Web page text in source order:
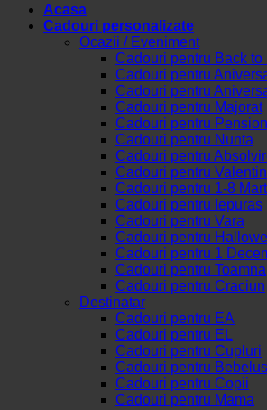
Acasa
Cadouri personalizate
Ocazii / Eveniment
Cadouri pentru Back to
Cadouri pentru
Cadouri pentru
Cadouri pentru Majorat
Cadouri pentru
Cadouri pentru Nunta
Cadouri pentru
Cadouri pentru
Cadouri pentru 1-8
Cadouri pentru Iepuras
Cadouri pentru Vara
Cadouri pentru
Cadouri pentru 1
Cadouri pentru Toamna
Cadouri pentru Craciun
Destinatar
Cadouri pentru EA
Cadouri pentru EL
Cadouri pentru Cupluri
Cadouri pentru
Cadouri pentru Copii
Cadouri pentru Mama